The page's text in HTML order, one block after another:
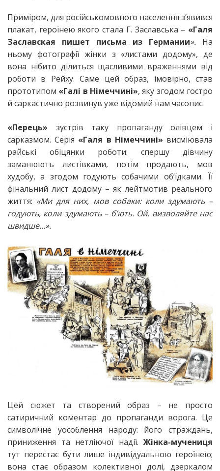
Приміром, для російськомовного населення з’явився
плакат, героїнею якого стала Г. Заславська – «Галя
Заславская пишет письма из Германии». На
ньому фотографії жінки з «листами додому», де
вона нібито ділиться щасливими враженнями від
роботи в Рейху. Саме цей образ, імовірно, став
прототипом «Галі в Німеччині», яку згодом гостро
й саркастично розвинув уже відомий нам часопис.
«Перець» зустрів таку пропаганду олівцем і
сарказмом. Серія «Галя в Німеччині» висміювала
райські обіцянки роботи: спершу дівчину
заманюють листівками, потім продають, мов
худобу, а згодом годують собачими об’їдками. Її
фінальний лист додому – як лейтмотив реального
життя: «Ми для них, мов собаки: коли здумають –
годують, коли здумають – б’ють. Ой, визволяйте нас
швидше…».
Цей сюжет та створений образ – не просто
сатиричний коментар до пропаганди ворога. Це
символічне уособлення народу: його страждань,
приниження та нетліючої надії.Жінка-мучениця
тут перестає бути лише індивідуальною героїнею;
вона стає образом колективної долі, дзеркалом